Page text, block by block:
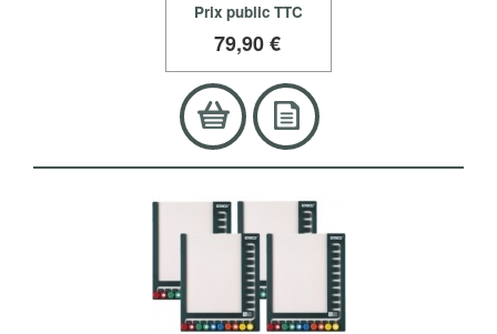
Prix public TTC
79,90 €